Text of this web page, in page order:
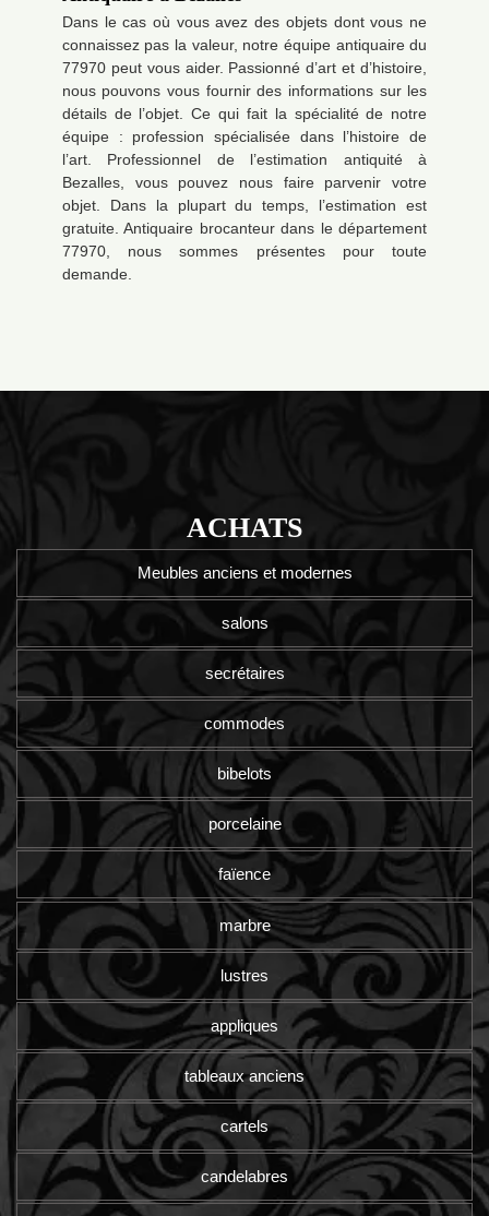
Dans le cas où vous avez des objets dont vous ne
connaissez pas la valeur, notre équipe antiquaire du
77970 peut vous aider. Passionné d’art et d’histoire,
nous pouvons vous fournir des informations sur les
détails de l’objet. Ce qui fait la spécialité de notre
équipe : profession spécialisée dans l’histoire de
l’art. Professionnel de l’estimation antiquité à
Bezalles, vous pouvez nous faire parvenir votre
objet. Dans la plupart du temps, l’estimation est
gratuite. Antiquaire brocanteur dans le département
77970, nous sommes présentes pour toute
demande.
ACHATS
Meubles anciens et modernes
salons
secrétaires
commodes
bibelots
porcelaine
faïence
marbre
lustres
appliques
tableaux anciens
cartels
candelabres